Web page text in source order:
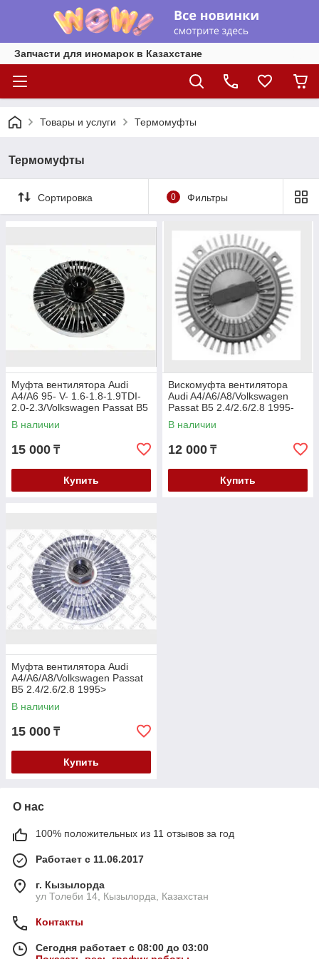
Запчасти для иномарок в Казахстане
Товары и услуги Термомуфты
Термомуфты
Сортировка 0 Фильтры
Муфта вентилятора Audi
A4/A6 95- V- 1.6-1.8-1.9TDI-
2.0-2.3/Volkswagen Passat B5
97- V-1.6-1.8-1.9TDI-2.0-2.3
В наличии
15 000 ₸
Купить
Вискомуфта вентилятора
Audi A4/A6/A8/Volkswagen
Passat B5 2.4/2.6/2.8 1995-
2005
В наличии
12 000 ₸
Купить
Муфта вентилятора Audi
A4/A6/A8/Volkswagen Passat
B5 2.4/2.6/2.8 1995>
В наличии
15 000 ₸
Купить
О нас
100% положительных из 11 отзывов за год
Работает с 11.06.2017
г. Кызылорда
ул Толеби 14, Кызылорда, Казахстан
Контакты
Сегодня работает с 08:00 до 03:00